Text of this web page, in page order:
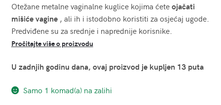
Otežane metalne vaginalne kuglice kojima ćeteojačati
mišiće vagine , ali ih i istodobno koristiti za osjećaj ugode.
Predviđene su za srednje i naprednije korisnike.
Pročitajte više o proizvodu
U zadnjih godinu dana, ovaj proizvod je kupljen 13 puta
Samo 1 komad(a) na zalihi